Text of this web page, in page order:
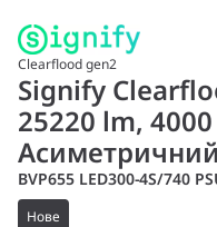
Clearflood gen2
Signify
25220 lm, 4000
BVP655 LED300-4S/740
Нове